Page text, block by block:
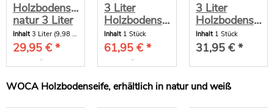
Holzbodenseife
natur 3 Liter
20% extra
Inhalt 3 Liter (9,98 € * / 1 Liter)
29,95 € *
35,95 € *
3 Liter
Holzbodenseife
natur mit
Ölrefresher
(1...
Inhalt 1 Stück
61,95 € *
69,49 € *
3 Liter
Holzbodenseife
natur mit
Bodentuch
Inhalt 1 Stück
31,95 € *
WOCA Holzbodenseife, erhältlich in natur und weiß